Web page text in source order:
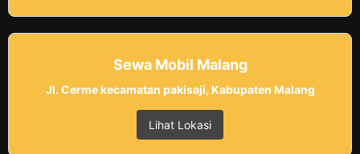
Sewa Mobil Malang
Jl. Cerme kecamatan pakisaji, Kabupaten Malang
Lihat Lokasi